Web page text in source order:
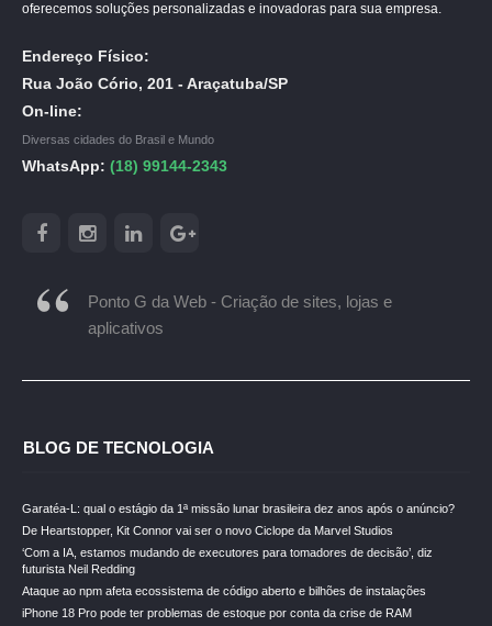
oferecemos soluções personalizadas e inovadoras para sua empresa.
Endereço Físico:
Rua João Cório, 201 - Araçatuba/SP
On-line:
Diversas cidades do Brasil e Mundo
WhatsApp: (18) 99144-2343
Ponto G da Web - Criação de sites, lojas e
aplicativos
BLOG DE TECNOLOGIA
Garatéa-L: qual o estágio da 1ª missão lunar brasileira dez anos após o anúncio?
De Heartstopper, Kit Connor vai ser o novo Ciclope da Marvel Studios
‘Com a IA, estamos mudando de executores para tomadores de decisão’, diz
futurista Neil Redding
Ataque ao npm afeta ecossistema de código aberto e bilhões de instalações
iPhone 18 Pro pode ter problemas de estoque por conta da crise de RAM